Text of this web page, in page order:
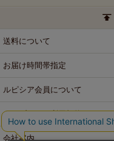
送料について
お届け時間帯指定
ルピシア会員について
ウェブサイト利用規約
会社案内